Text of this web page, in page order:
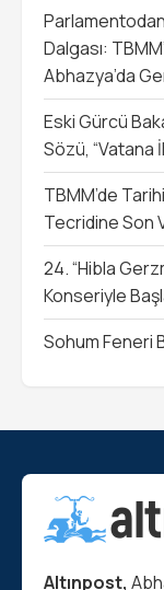
Dalgası:
Abhazya’da
Eski Gürcü
Sözü, “Vatana
TBMM’de
Tecridine Son
24. “Hibla
Konseriyle
Sohum Feneri
Altınpost,